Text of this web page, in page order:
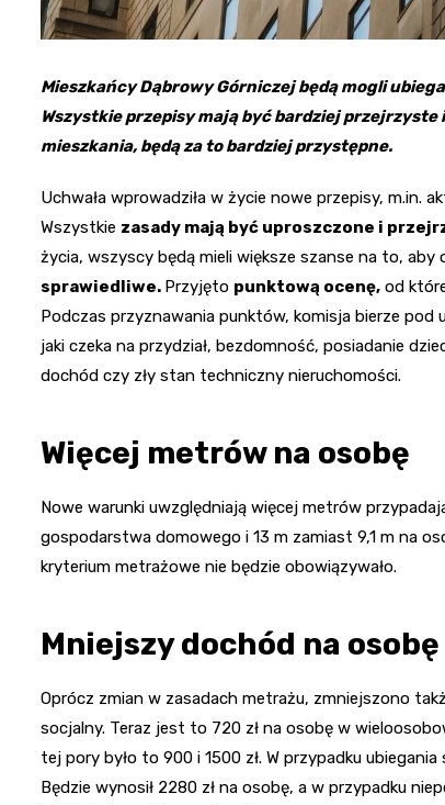
Mieszkańcy Dąbrowy Górniczej będą mogli
Wszystkie przepisy mają być bardziej
mieszkania, będą za to bardziej przystępne.
Uchwała wprowadziła w życie nowe przepisy, m.in.
Wszystkie zasady mają być uproszczone i
życia, wszyscy będą mieli większe szanse na to,
sprawiedliwe. Przyjęto punktową ocenę, od
Podczas przyznawania punktów, komisja bierze pod
jaki czeka na przydział, bezdomność, posiadanie
dochód czy zły stan techniczny nieruchomości.
Więcej metrów na osobę
Nowe warunki uwzględniają więcej metrów
gospodarstwa domowego i 13 m zamiast 9,1 m na
kryterium metrażowe nie będzie obowiązywało.
Mniejszy dochód na osobę
Oprócz zmian w zasadach metrażu, zmniejszono
socjalny. Teraz jest to 720 zł na osobę w
tej pory było to 900 i 1500 zł. W przypadku
Będzie wynosił 2280 zł na osobę, a w przypadku